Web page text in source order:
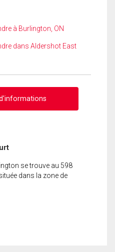
à Burlington, ON
dans Aldershot East
se trouve au 598
dans la zone de